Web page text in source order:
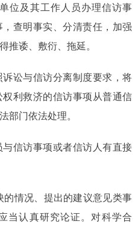
及其工作人员办理信访事
查明事实、分清责任，加强
推诿、敷衍、拖延。
讼与信访分离制度要求，将
利救济的信访事项从普通信
部门依法处理。
信访事项或者信访人有直接
情况、提出的建议意见类事
当认真研究论证。对科学合